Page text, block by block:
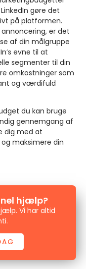
gøre det
på platformen.
er det
af din målgruppe
evne til at
segmenter til din
omkostninger som
og værdifuld
du kan bruge
gennemgang af
dig med at
maksimere din
hjælp?
Vi har altid